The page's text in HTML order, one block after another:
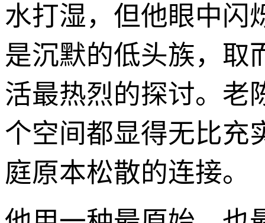
水打湿，但他眼中闪
是沉默的低头族，取
活最热烈的探讨。老
个空间都显得无比充
庭原本松散的连接。